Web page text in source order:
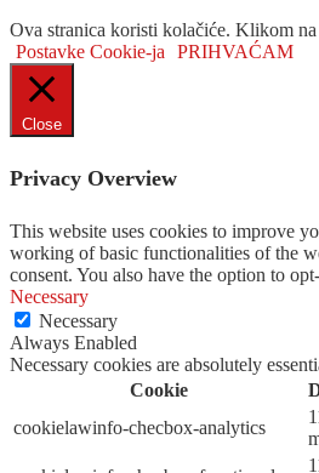
Ova stranica koristi kolačiće. Klikom
Postavke Cookie-ja
PRIHVAĆAM
Close
Privacy Overview
This website uses cookies to improve
working of basic functionalities of the
consent. You also have the option to
Necessary
Necessary
Always Enabled
Necessary cookies are absolutely
Cookie
cookielawinfo-checbox-analytics